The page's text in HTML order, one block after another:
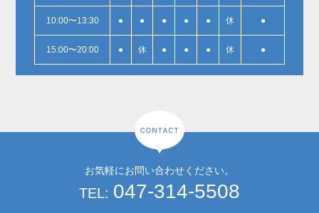
10:00〜13:30 ● ● ● ● ● 休 ●
15:00〜20:00 ● 休 ● ● ● 休 ●
お気軽にお問い合わせください。
TEL: 047-314-5508